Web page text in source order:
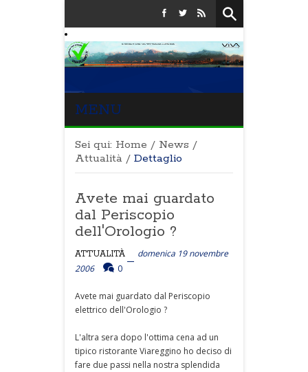
MENU
Sei qui: Home / News /
Attualità / Dettaglio
Avete mai guardato
dal Periscopio
dell'Orologio ?
ATTUALITÀ
domenica 19 novembre
2006
0
Avete mai guardato dal Periscopio
elettrico dell'Orologio ?
L'altra sera dopo l'ottima cena ad un
tipico ristorante Viareggino ho deciso di
fare due passi nella nostra splendida